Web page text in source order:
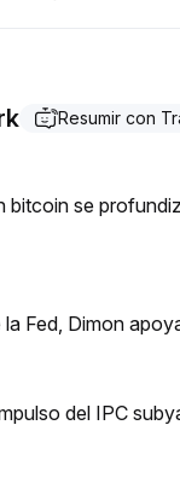
Resumir con
bitcoin se
Fed, Dimon
del IPC